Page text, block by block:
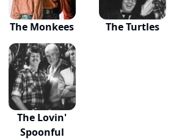
The Monkees The Turtles
The Lovin'
Spoonful